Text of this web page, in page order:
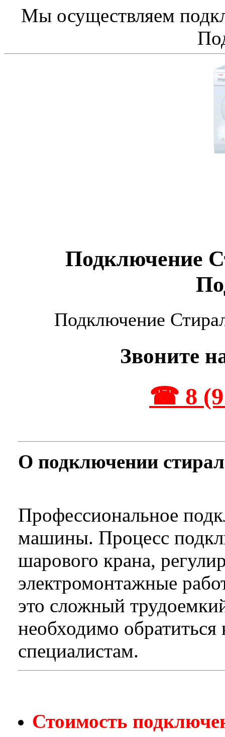
Мы осуществляем
Подключение
Подключение
Звоните
☎ 8
О подключении
Профессиональное
машины. Процесс
шарового крана,
электромонтажные
это сложный
необходимо
специалистам.
Стоимость